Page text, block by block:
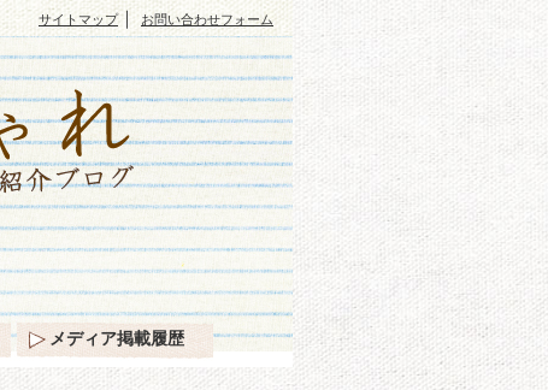
サイトマップ｜ お問い合わせフォーム
メディア掲載履歴